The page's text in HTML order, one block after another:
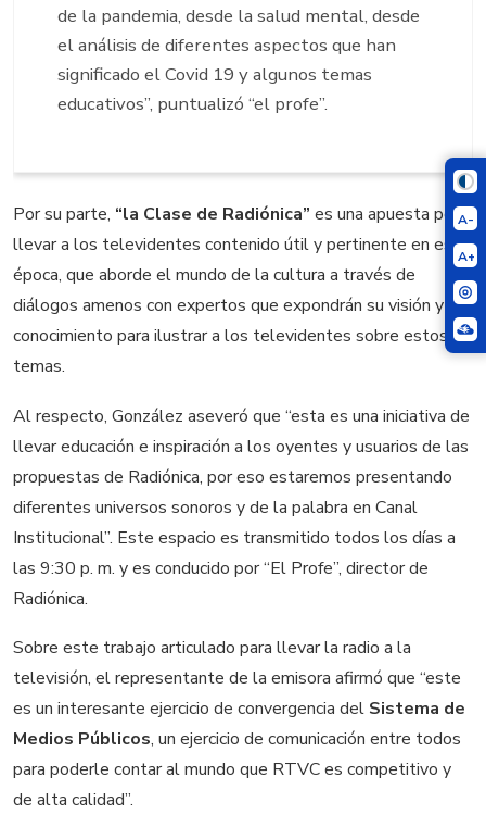
A-
A+
de la pandemia, desde la salud mental, desde
el análisis de diferentes aspectos que han
significado el Covid 19 y algunos temas
educativos”, puntualizó “el profe”.
Por su parte, “la Clase de Radiónica” es una apuesta por
llevar a los televidentes contenido útil y pertinente en esta
época, que aborde el mundo de la cultura a través de
diálogos amenos con expertos que expondrán su visión y
conocimiento para ilustrar a los televidentes sobre estos
temas.
Al respecto, González aseveró que “esta es una iniciativa de
llevar educación e inspiración a los oyentes y usuarios de las
propuestas de Radiónica, por eso estaremos presentando
diferentes universos sonoros y de la palabra en Canal
Institucional”. Este espacio es transmitido todos los días a
las 9:30 p. m. y es conducido por “El Profe”, director de
Radiónica.
Sobre este trabajo articulado para llevar la radio a la
televisión, el representante de la emisora afirmó que “este
es un interesante ejercicio de convergencia del Sistema de
Medios Públicos, un ejercicio de comunicación entre todos
para poderle contar al mundo que RTVC es competitivo y
de alta calidad”.